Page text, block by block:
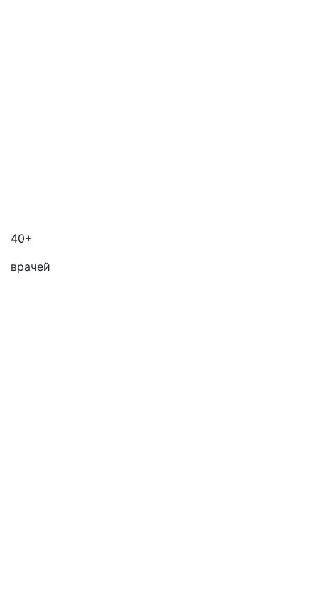
40+
врачей